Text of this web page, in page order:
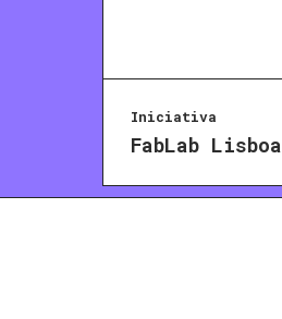
Iniciativa
FabLab Lisboa